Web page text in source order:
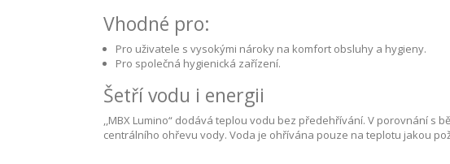
Vhodné pro:
Pro uživatele s vysokými nároky na komfort obsluhy a hygieny.
Pro společná hygienická zařízení.
Šetří vodu i energii
,,MBX Lumino“ dodává teplou vodu bez předehřívání. V porovnání s
centrálního ohřevu vody. Voda je ohřívána pouze na teplotu jakou